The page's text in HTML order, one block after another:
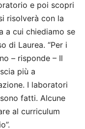
e poi scopri
risolverà con la
a cui chiediamo se
di Laurea. “Per i
– risponde – Il
più a
I laboratori
fatti. Alcune
al curriculum